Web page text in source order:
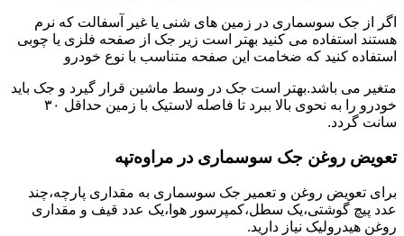
اگر از جک سوسماری در زمین های شنی یا غیر آسفالت که نرم
هستند استفاده می کنید بهتر است زیر جک از صفحه فلزی یا چوبی
استفاده کنید که ضخامت این صفحه متناسب با نوع خودرو
متغیر می باشد.بهتر است جک در وسط ماشین قرار گیرد و جک باید
خودرو را به نحوی بالا ببرد تا فاصله لاستیک با زمین حداقل ۳۰
سانت گردد.
تعویض روغن جک سوسماری در مراوه‌تپه
برای تعویض روغن و تعمیر جک سوسماری به مقداری پارچه،چند
عدد پیچ گوشتی،یک سطل،کمپرسور هوا،یک عدد قیف و مقداری
روغن هیدرولیک نیاز دارید.